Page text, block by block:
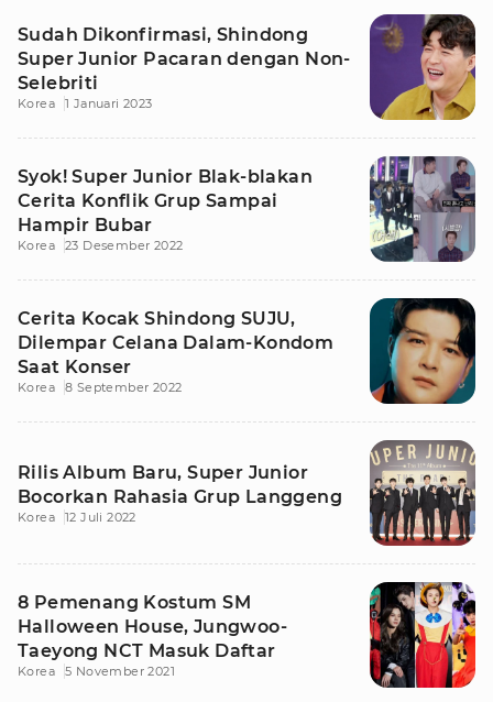
Sudah Dikonfirmasi, Shindong
Super Junior Pacaran dengan Non-
Selebriti
Korea 1 Januari 2023
Syok! Super Junior Blak-blakan
Cerita Konflik Grup Sampai
Hampir Bubar
Korea 23 Desember 2022
Cerita Kocak Shindong SUJU,
Dilempar Celana Dalam-Kondom
Saat Konser
Korea 8 September 2022
Rilis Album Baru, Super Junior
Bocorkan Rahasia Grup Langgeng
Korea 12 Juli 2022
8 Pemenang Kostum SM
Halloween House, Jungwoo-
Taeyong NCT Masuk Daftar
Korea 5 November 2021